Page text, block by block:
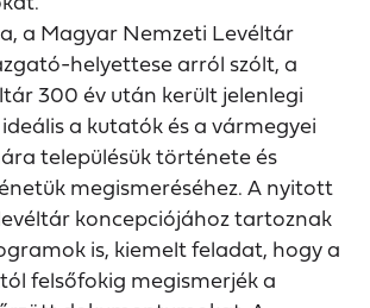
a Magyar Nemzeti Levéltár
helyettese arról szólt, a
300 év után került jelenlegi
a kutatók és a vármegyei
településük története és
megismeréséhez. A nyitott
koncepciójához tartoznak
is, kiemelt feladat, hogy a
felsőfokig megismerjék a